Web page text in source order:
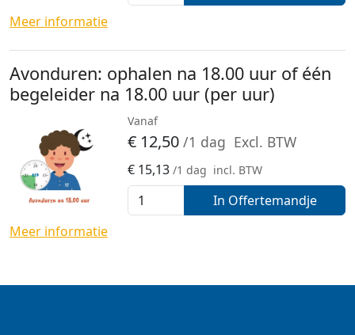
Meer informatie
Avonduren: ophalen na 18.00 uur of één
begeleider na 18.00 uur (per uur)
Vanaf
€ 12,50 /1 dag Excl. BTW
€ 15,13 /1 dag incl. BTW
In Offertemandje
Meer informatie